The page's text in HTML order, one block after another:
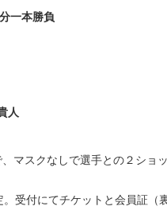
一本勝負
人
マスクなしで選手との２ショ
受付にてチケットと会員証（